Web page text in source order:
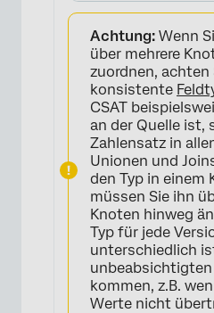
Achtung: Wenn
über mehrere
zuordnen, achten
konsistente
CSAT
an der Quelle ist,
Zahlensatz in
Unionen und
den Typ in einem
müssen Sie ihn
Knoten hinweg
Typ für jede
unterschiedlich
kommen, z.B.
Werte nicht